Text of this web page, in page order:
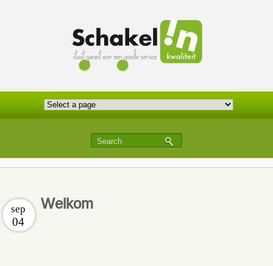
Welkom
sep
04